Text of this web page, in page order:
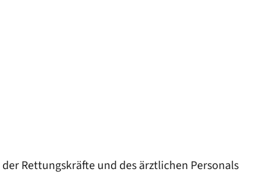
Rettungskräfte und des ärztlichen Personals